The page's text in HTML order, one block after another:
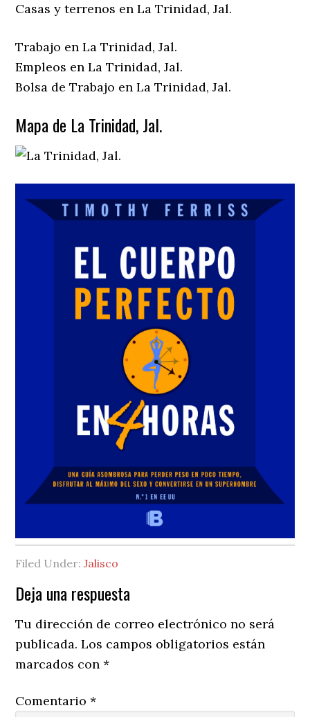
Casas y terrenos en La Trinidad, Jal.
Trabajo en La Trinidad, Jal.
Empleos en La Trinidad, Jal.
Bolsa de Trabajo en La Trinidad, Jal.
Mapa de La Trinidad, Jal.
Filed Under:Jalisco
Reader
Interactions
Deja una respuesta
Tu dirección de correo electrónico no será
publicada. Los campos obligatorios están
marcados con*
Comentario*